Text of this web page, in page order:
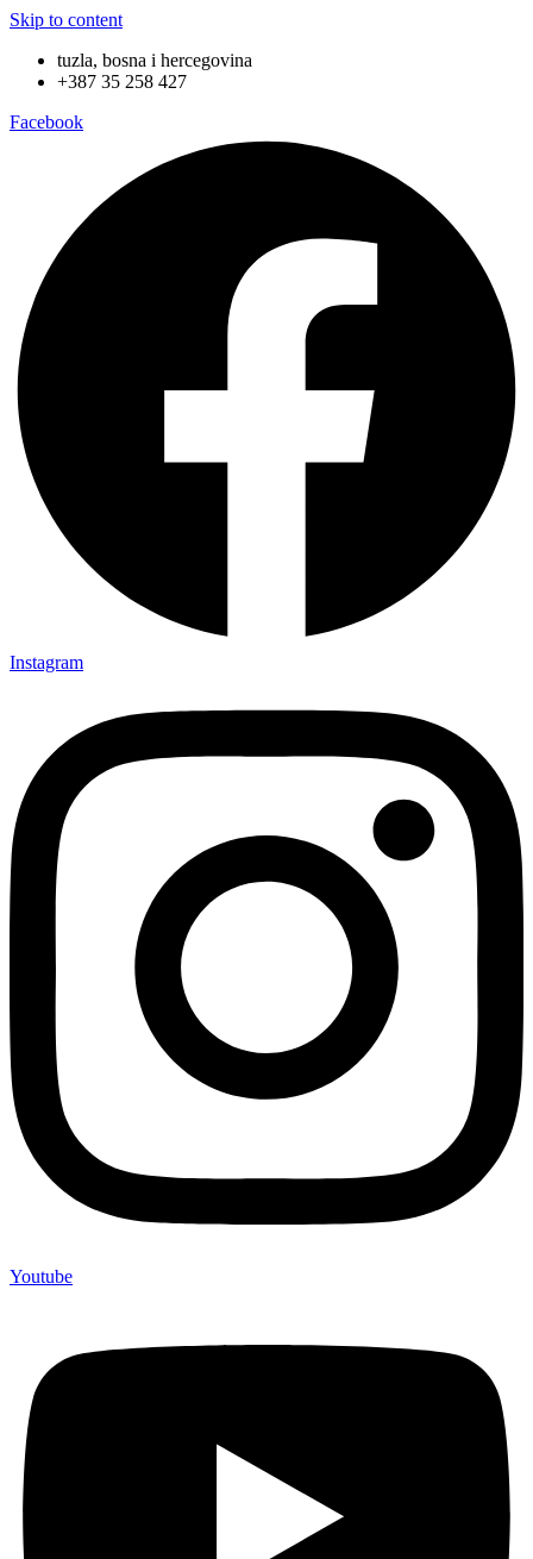
Skip to content
tuzla, bosna i hercegovina
+387 35 258 427
Facebook
Instagram
Youtube